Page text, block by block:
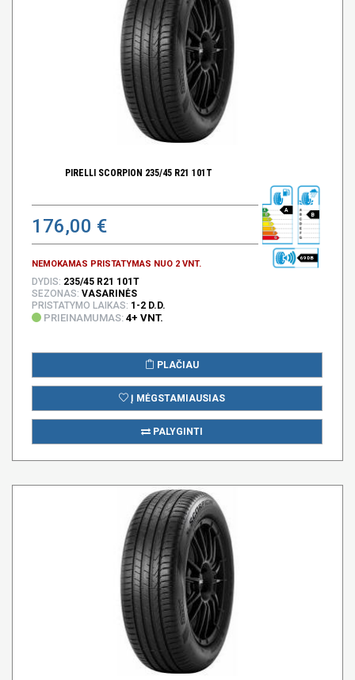
PIRELLI SCORPION 235/45 R21 101T
176,00 €
NEMOKAMAS PRISTATYMAS NUO 2 VNT.
A
B
69 DB
DYDIS: 235/45 R21 101T
SEZONAS: VASARINĖS
PRISTATYMO LAIKAS: 1-2 D.D.
PRIEINAMUMAS: 4+ VNT.
PLAČIAU
Į MĖGSTAMIAUSIAS
PALYGINTI